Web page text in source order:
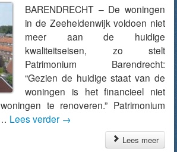
BARENDRECHT – De woningen
in de Zeeheldenwijk voldoen niet
meer aan de huidige
kwaliteitseisen, zo stelt
Patrimonium Barendrecht:
“Gezien de huidige staat van de
woningen is het financieel niet
te renoveren.” Patrimonium
Lees verder →
Lees meer